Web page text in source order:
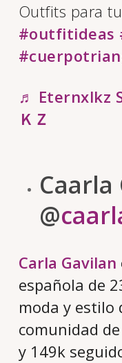
Outfits para
#outfitideas
♬ Eternxlkz
ＫＺ
Caarla
@
Carla Gavilan
española de
moda y estilo
comunidad
y 149k